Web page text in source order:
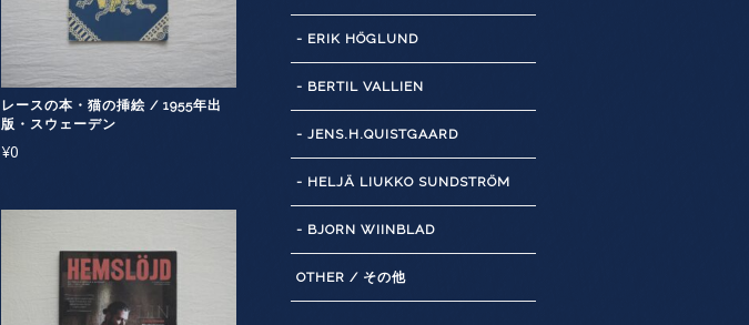
レースの本・猫の挿絵 / 1955年出
版・スウェーデン
¥0
- ERIK HÖGLUND
- BERTIL VALLIEN
- JENS.H.QUISTGAARD
- HELJÄ LIUKKO SUNDSTRÖM
- BJORN WIINBLAD
OTHER / その他